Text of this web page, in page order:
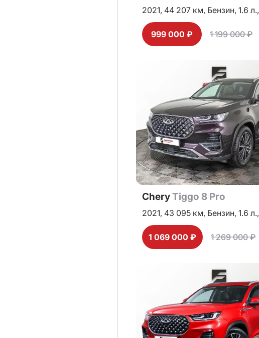
2021, 44 207 км, Бензин, 1.6 л.,
999 000 ₽ 1 199 000 ₽
CheryTiggo 8 Pro
2021, 43 095 км, Бензин, 1.6 л.,
1 069 000 ₽ 1 269 000 ₽